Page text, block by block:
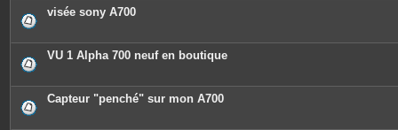
t
visée sony A700
VU 1 Alpha 700 neuf en boutique
Capteur "penché" sur mon A700